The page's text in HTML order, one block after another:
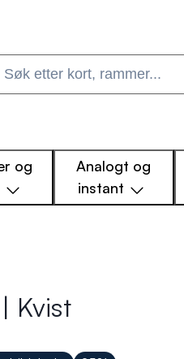
og
Analogt og
instant
Kvist